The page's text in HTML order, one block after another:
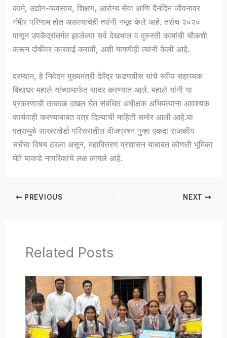
कामे, उद्योग-व्यवसाय, शिक्षण, आरोग्य सेवा आणि दैनंदिन जीवनावर
गंभीर परिणाम होत असल्याचेही त्यांनी नमूद केले आहे. तसेच २०२०
पासून उपकेंद्रांतर्गत झालेल्या सर्व देखभाल व दुरुस्ती कामांची चौकशी
करून दोषींवर कारवाई करावी, अशी मागणीही त्यांनी केली आहे.
दरम्यान, हे निवेदन मुख्यमंत्री देवेंद्र फडणवीस यांचे स्वीय सहाय्यक
विद्याधर महाले यांच्यामार्फत सादर करण्यात आले. महाले यांनी या
प्रकरणाची तत्काळ दखल घेत संबंधित अधीक्षक अभियंत्यांना आवश्यक
कार्यवाही करण्याबाबत पत्र दिल्याची माहिती समोर आली आहे.या
पत्रामुळे साखरखेर्डा परिसरातील वीजप्रश्न पुन्हा एकदा राजकीय
चर्चेचा विषय ठरला असून, महावितरण प्रशासन याबाबत कोणती भूमिका
घेते याकडे नागरिकांचे लक्ष लागले आहे.
PREVIOUS NEXT
Related Posts